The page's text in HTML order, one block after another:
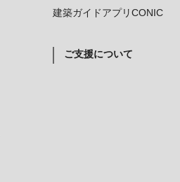
建築ガイドアプリCONIC
ご支援について